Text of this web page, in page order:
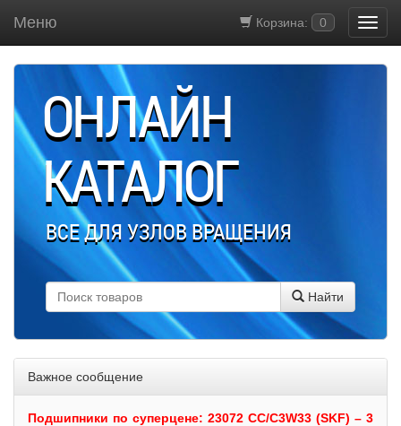
Корзина: 0
Меню
ОНЛАЙН
КАТАЛОГ
ВСЕ ДЛЯ УЗЛОВ ВРАЩЕНИЯ
Найти
Важное сообщение
Подшипники по суперцене: 23072 CC/C3W33 (SKF) – 3